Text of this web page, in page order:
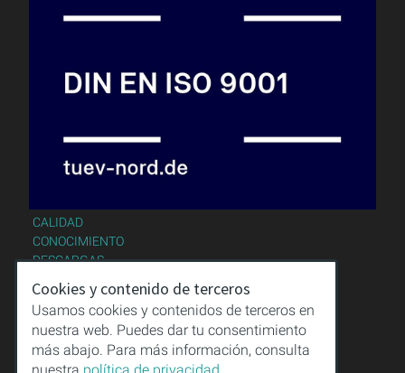
CALIDAD
CONOCIMIENTO
DESCARGAS
AVISO LEGAL
CONDICIONES GENERALES
PROTECCIÓN DE DATOS
Cookies y contenido de terceros
Usamos cookies y contenidos de terceros en
nuestra web. Puedes dar tu consentimiento
más abajo. Para más información, consulta